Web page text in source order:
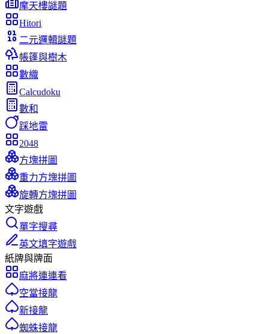
摩天樓謎題
Hitori
二元邏輯謎題
帳篷與樹木
數織
Calcudoku
數和
踩地雷
2048
方塊拼圖
重力方塊拼圖
旋轉方塊拼圖
文字遊戲
單字搜尋
英文填字遊戲
紙牌與牌面
麻將連連看
空當接龍
新接龍
蜘蛛接龍